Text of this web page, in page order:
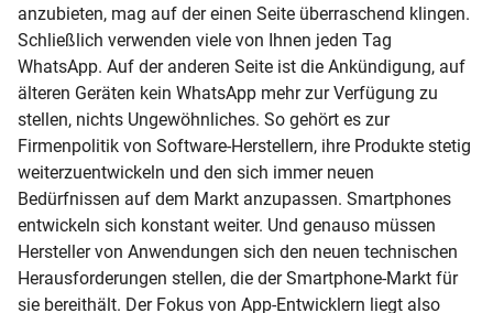
anzubieten, mag auf der einen Seite überraschend klingen.
Schließlich verwenden viele von Ihnen jeden Tag
WhatsApp. Auf der anderen Seite ist die Ankündigung, auf
älteren Geräten kein WhatsApp mehr zur Verfügung zu
stellen, nichts Ungewöhnliches. So gehört es zur
Firmenpolitik von Software-Herstellern, ihre Produkte stetig
weiterzuentwickeln und den sich immer neuen
Bedürfnissen auf dem Markt anzupassen. Smartphones
entwickeln sich konstant weiter. Und genauso müssen
Hersteller von Anwendungen sich den neuen technischen
Herausforderungen stellen, die der Smartphone-Markt für
sie bereithält. Der Fokus von App-Entwicklern liegt also